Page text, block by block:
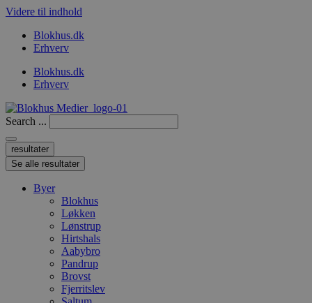
Videre til indhold
Blokhus.dk
Erhverv
Blokhus.dk
Erhverv
Search ...
resultater
Se alle resultater
Byer
Blokhus
Løkken
Lønstrup
Hirtshals
Aabybro
Pandrup
Brovst
Fjerritslev